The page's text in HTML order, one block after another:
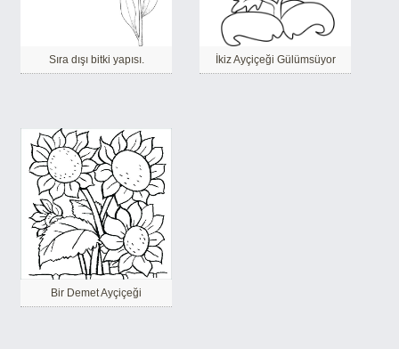
Sıra dışı bitki yapısı. İkiz Ayçiçeği Gülümsüyor
Bir Demet Ayçiçeği